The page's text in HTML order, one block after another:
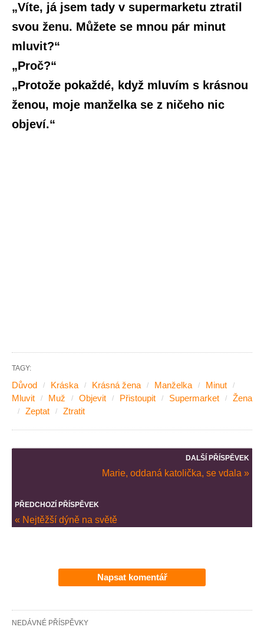
„Víte, já jsem tady v supermarketu ztratil
svou ženu. Můžete se mnou pár minut
mluvit?“
„Proč?“
„Protože pokaždé, když mluvím s krásnou
ženou, moje manželka se z ničeho nic
objeví.“
TAGY:
Důvod Kráska Krásná žena Manželka
Minut
Mluvit
Muž Objevit Přistoupit Supermarket
Žena
Zeptat
Ztratit
DALŠÍ PŘÍSPĚVEK
Marie, oddaná katolička, se vdala »
PŘEDCHOZÍ PŘÍSPĚVEK
« Nejtěžší dýně na světě
Napsat komentář
NEDÁVNÉ PŘÍSPĚVKY